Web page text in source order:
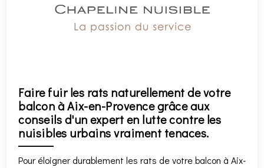
Faire fuir les rats naturellement de votre
balcon à Aix-en-Provence grâce aux
conseils d'un expert en lutte contre les
nuisibles urbains vraiment tenaces.
Pour éloigner durablement les rats de votre balcon à Aix-